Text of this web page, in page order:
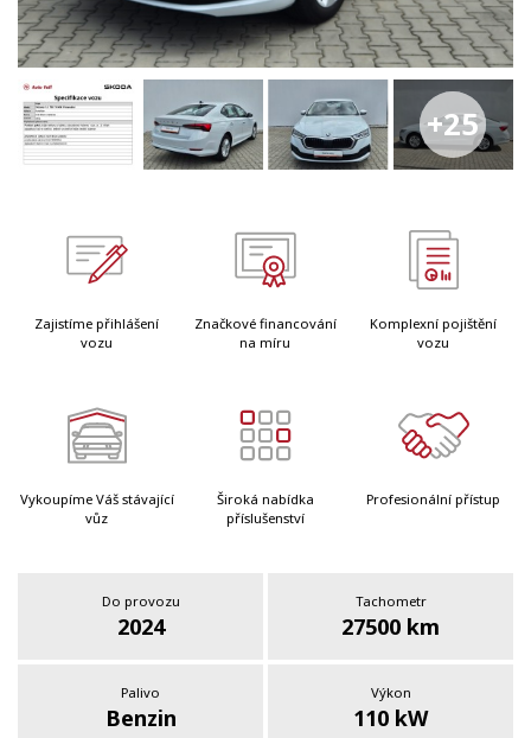
+25
Zajistíme přihlášení
vozu
Značkové financování
na míru
Komplexní pojištění
vozu
Vykoupíme Váš stávající
vůz
Široká nabídka
příslušenství
Profesionální přístup
Do provozu
2024
Tachometr
27500 km
Palivo
Benzin
Výkon
110 kW